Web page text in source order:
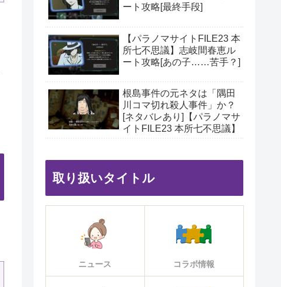
ート攻略[最終手段]
【パラノマサイトFILE23 本
所七不思議】志岐間春恵ル
ート攻略[あの子……苦手？]
根島事件の元ネタは「隅田
川コマ切れ殺人事件」か？
[ネタバレあり]【パラノマサ
イトFILE23 本所七不思議】
取り扱いタイトル
ニュース コラボ情報